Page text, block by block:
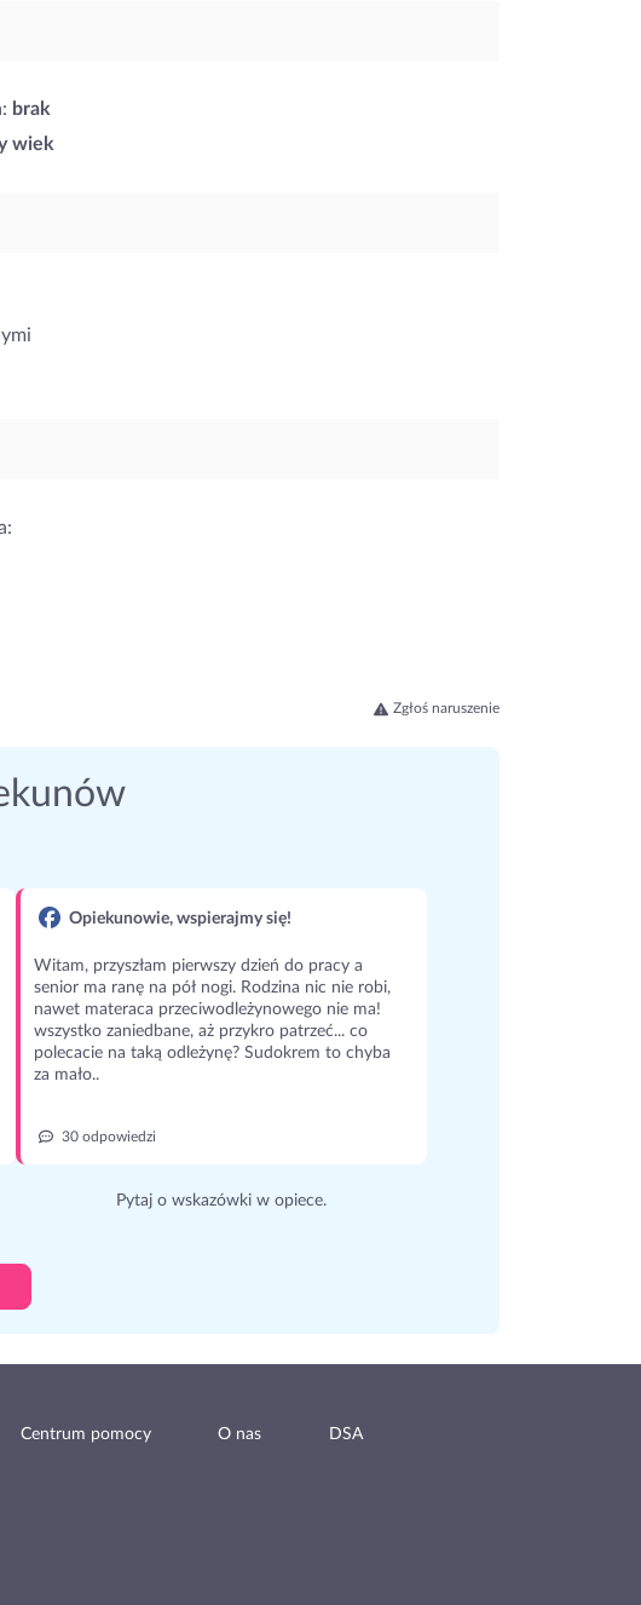
brak
wiek
Zgłoś naruszenie
Opiekunowie, wspierajmy się!
Witam, przyszłam pierwszy dzień do pracy a
senior ma ranę na pół nogi. Rodzina nic nie robi,
nawet materaca przeciwodleżynowego nie ma!
wszystko zaniedbane, aż przykro patrzeć... co
polecacie na taką odleżynę? Sudokrem to chyba
za mało..
30 odpowiedzi
Pytaj o wskazówki w opiece.
Centrum pomocy O nas DSA